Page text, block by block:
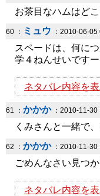
お茶目なハムはど
60 ： ミュウ ：2010-06-05
スペードは、何に
学４ねんせいです
ネタバレ内容を
61 ： かかか：2010-11-30
くみさんと一緒で
62 ： かかか：2010-11-30
ごめんなさい見つか
ネタバレ内容を